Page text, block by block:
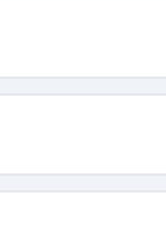
Chúng tôi sẽ